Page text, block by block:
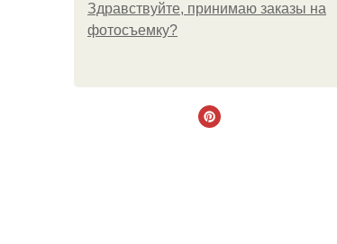
Здравствуйте, принимаю заказы на
фотосъемку?